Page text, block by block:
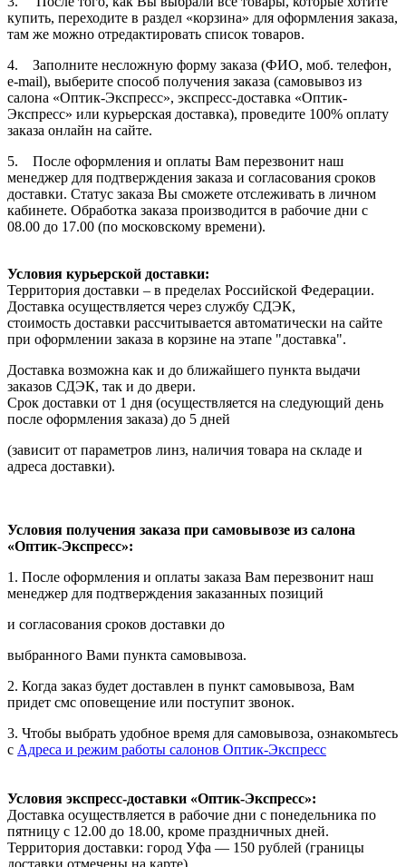
купить, переходите в раздел «корзина» для оформления заказа,
там же можно отредактировать список товаров.
4. Заполните несложную форму заказа (ФИО, моб. телефон,
e-mail), выберите способ получения заказа (самовывоз из
салона «Оптик-Экспресс», экспресс-доставка «Оптик-
Экспресс» или курьерская доставка), проведите 100% оплату
заказа онлайн на сайте.
5. После оформления и оплаты Вам перезвонит наш
менеджер для подтверждения заказа и согласования сроков
доставки. Статус заказа Вы сможете отслеживать в личном
кабинете. Обработка заказа производится в рабочие дни с
08.00 до 17.00 (по московскому времени).
Условия курьерской доставки:
Территория доставки – в пределах Российской Федерации.
Доставка осуществляется через службу СДЭК,
стоимость доставки рассчитывается автоматически на сайте
при оформлении заказа в корзине на этапе "доставка".
Доставка возможна как и до ближайшего пункта выдачи
заказов СДЭК, так и до двери.
Срок доставки от 1 дня (осуществляется на следующий день
после оформления заказа) до 5 дней
(зависит от параметров линз, наличия товара на складе и
адреса доставки).
Условия получения заказа при самовывозе из салона
«Оптик-Экспресс»:
1. После оформления и оплаты заказа Вам перезвонит наш
менеджер для подтверждения заказанных позиций
и согласования сроков доставки до
выбранного Вами пункта самовывоза.
2. Когда заказ будет доставлен в пункт самовывоза, Вам
придет смс оповещение или поступит звонок.
3. Чтобы выбрать удобное время для самовывоза, ознакомьтесь
с Адреса и режим работы салонов Оптик-Экспресс
Условия экспресс-доставки «Оптик-Экспресс»:
Доставка осуществляется в рабочие дни с понедельника по
пятницу с 12.00 до 18.00, кроме праздничных дней.
Территория доставки: город Уфа — 150 рублей (границы
доставки отмечены на карте).